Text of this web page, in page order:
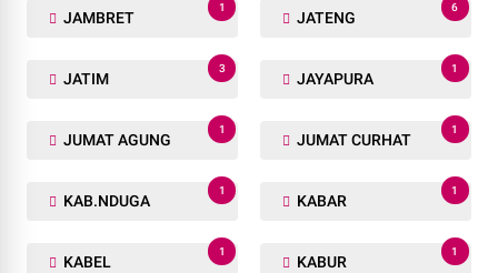
JAMBRET
1
JATENG
6
JATIM
3
JAYAPURA
1
JUMAT AGUNG
1
JUMAT CURHAT
1
KAB.NDUGA
1
KABAR
1
KABEL
1
KABUR
1